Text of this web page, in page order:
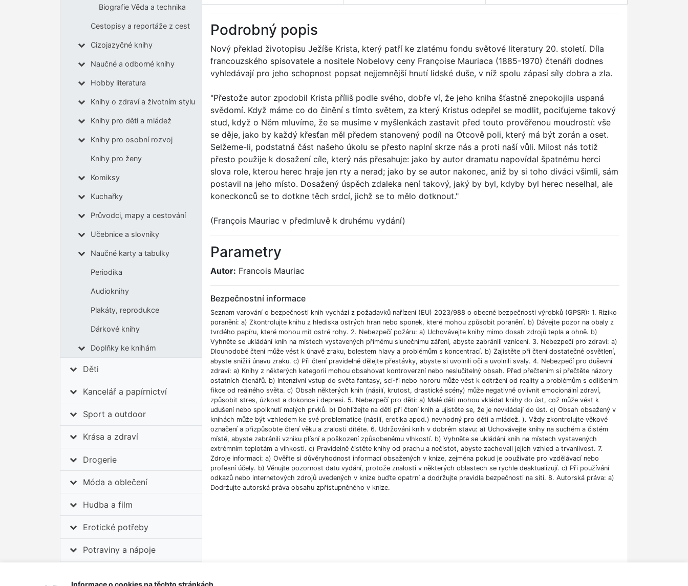
Biografie Věda a technika
Cestopisy a reportáže z cest
Cizojazyčné knihy
Naučné a odborné knihy
Hobby literatura
Knihy o zdraví a životním stylu
Knihy pro děti a mládež
Knihy pro osobní rozvoj
Knihy pro ženy
Komiksy
Kuchařky
Průvodci, mapy a cestování
Učebnice a slovníky
Naučné karty a tabulky
Periodika
Audioknihy
Plakáty, reprodukce
Dárkové knihy
Doplňky ke knihám
Děti
Kancelář a papírnictví
Sport a outdoor
Krása a zdraví
Drogerie
Móda a oblečení
Hudba a film
Erotické potřeby
Potraviny a nápoje
Podrobný popis
Nový překlad životopisu Ježíše Krista, který patří ke zlatému fondu světové literatury 20. století. Díla
francouzského spisovatele a nositele Nobelovy ceny Françoise Mauriaca (1885-1970) čtenáři dodnes
vyhledávají pro jeho schopnost popsat nejjemnější hnutí lidské duše, v níž spolu zápasí síly dobra a zla.
"Přestože autor zpodobil Krista příliš podle svého, dobře ví, že jeho kniha šťastně znepokojila uspaná
svědomí. Když máme co do činění s tímto světem, za který Kristus odepřel se modlit, pociťujeme takový
stud, když o Něm mluvíme, že se musíme v myšlenkách zastavit před touto prověřenou moudrostí: vše
se děje, jako by každý křesťan měl předem stanovený podíl na Otcově poli, který má být zorán a oset.
Selžeme-li, podstatná část našeho úkolu se přesto naplní skrze nás a proti naší vůli. Milost nás totiž
přesto použije k dosažení cíle, který nás přesahuje: jako by autor dramatu napovídal špatnému herci
slova role, kterou herec hraje jen rty a nerad; jako by se autor nakonec, aniž by si toho diváci všimli, sám
postavil na jeho místo. Dosažený úspěch zdaleka není takový, jaký by byl, kdyby byl herec neselhal, ale
koneckonců se to dotkne těch srdcí, jichž se to mělo dotknout."
(François Mauriac v předmluvě k druhému vydání)
Parametry
Autor: Francois Mauriac
Bezpečnostní informace
Seznam varování o bezpečnosti knih vychází z požadavků nařízení (EU) 2023/988 o obecné bezpečnosti výrobků (GPSR): 1. Riziko
poranění: a) Zkontrolujte knihu z hlediska ostrých hran nebo sponek, které mohou způsobit poranění. b) Dávejte pozor na obaly z
tvrdého papíru, které mohou mít ostré rohy. 2. Nebezpečí požáru: a) Uchovávejte knihy mimo dosah zdrojů tepla a ohně. b)
Vyhněte se ukládání knih na místech vystavených přímému slunečnímu záření, abyste zabránili vznícení. 3. Nebezpečí pro zdraví: a)
Dlouhodobé čtení může vést k únavě zraku, bolestem hlavy a problémům s koncentrací. b) Zajistěte při čtení dostatečné osvětlení,
abyste snížili únavu zraku. c) Při čtení pravidelně dělejte přestávky, abyste si uvolnili oči a uvolnili svaly. 4. Nebezpečí pro duševní
zdraví: a) Knihy z některých kategorií mohou obsahovat kontroverzní nebo neslučitelný obsah. Před přečtením si přečtěte názory
ostatních čtenářů. b) Intenzivní vstup do světa fantasy, sci-fi nebo hororu může vést k odtržení od reality a problémům s odlišením
fikce od reálného světa. c) Obsah některých knih (násilí, krutost, drastické scény) může negativně ovlivnit emocionální zdraví,
způsobit stres, úzkost a dokonce i depresi. 5. Nebezpečí pro děti: a) Malé děti mohou vkládat knihy do úst, což může vést k
udušení nebo spolknutí malých prvků. b) Dohlížejte na děti při čtení knih a ujistěte se, že je nevkládají do úst. c) Obsah obsažený v
knihách může být vzhledem ke své problematice (násilí, erotika apod.) nevhodný pro děti a mládež. ). Vždy zkontrolujte věkové
označení a přizpůsobte čtení věku a zralosti dítěte. 6. Udržování knih v dobrém stavu: a) Uchovávejte knihy na suchém a čistém
místě, abyste zabránili vzniku plísní a poškození způsobenému vlhkostí. b) Vyhněte se ukládání knih na místech vystavených
extrémním teplotám a vlhkosti. c) Pravidelně čistěte knihy od prachu a nečistot, abyste zachovali jejich vzhled a trvanlivost. 7.
Zdroje informací: a) Ověřte si důvěryhodnost informací obsažených v knize, zejména pokud je používáte pro vzdělávací nebo
profesní účely. b) Věnujte pozornost datu vydání, protože znalosti v některých oblastech se rychle deaktualizují. c) Při používání
odkazů nebo internetových zdrojů uvedených v knize buďte opatrní a dodržujte pravidla bezpečnosti na síti. 8. Autorská práva: a)
Dodržujte autorská práva obsahu zpřístupněného v knize.
Informace o cookies na těchto stránkách